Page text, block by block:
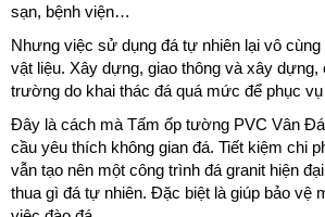
sạn, bệnh viện…
Nhưng việc sử dụng đá tự nhiên lại vô
vật liệu. Xây dựng, giao thông và xây dựng,
trường do khai thác đá quá mức để phục
Đây là cách mà Tấm ốp tường PVC Vân
cầu yêu thích không gian đá. Tiết kiệm chi
vẫn tạo nên một công trình đá granit hiện
thua gì đá tự nhiên. Đặc biệt là giúp bảo vệ